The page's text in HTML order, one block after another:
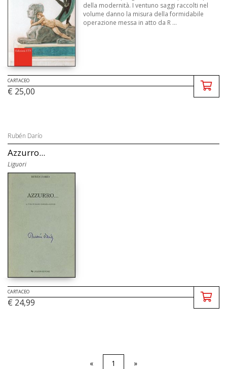
della modernità. I ventuno saggi raccolti nel
volume danno la misura della formidabile
operazione messa in atto da R ...
CARTACEO
€ 25,00
Rubén Darío
Azzurro...
Liguori
CARTACEO
€ 24,99
« 1 »